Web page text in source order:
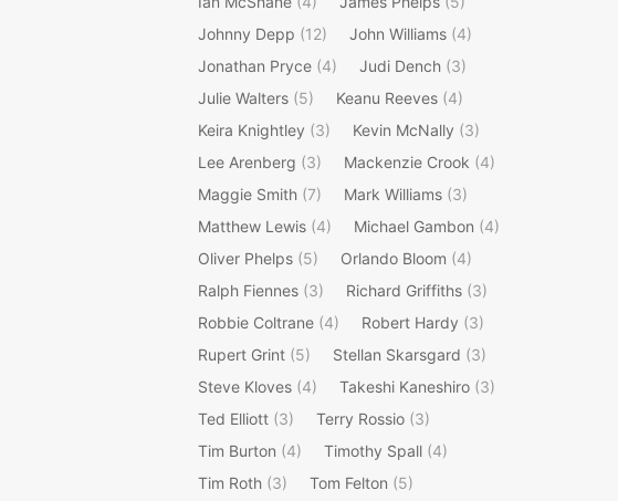
Johnny Depp (12) John Williams (4)
Jonathan Pryce (4) Judi Dench (3)
Julie Walters (5) Keanu Reeves (4)
Keira Knightley (3) Kevin McNally (3)
Lee Arenberg (3) Mackenzie Crook (4)
Maggie Smith (7) Mark Williams (3)
Matthew Lewis (4) Michael Gambon (4)
Oliver Phelps (5) Orlando Bloom (4)
Ralph Fiennes (3) Richard Griffiths (3)
Robbie Coltrane (4) Robert Hardy (3)
Rupert Grint (5) Stellan Skarsgard (3)
Steve Kloves (4) Takeshi Kaneshiro (3)
Ted Elliott (3) Terry Rossio (3)
Tim Burton (4) Timothy Spall (4)
Tim Roth (3) Tom Felton (5)